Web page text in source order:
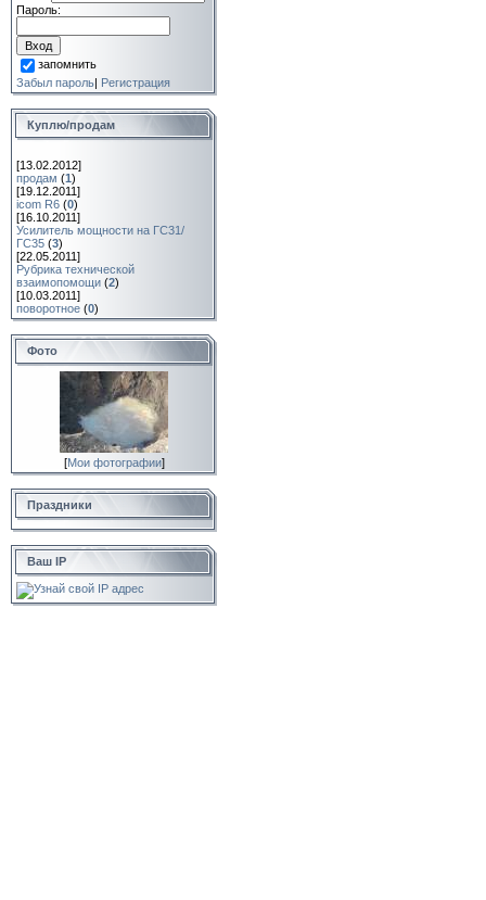
Пароль:
запомнить
Забыл пароль| Регистрация
Куплю/продам
[13.02.2012]
продам (1)
[19.12.2011]
icom R6 (0)
[16.10.2011]
Усилитель мощности на ГС31/
ГС35 (3)
[22.05.2011]
Рубрика технической
взаимопомощи (2)
[10.03.2011]
поворотное (0)
Фото
[Мои фотографии]
Праздники
Ваш IP